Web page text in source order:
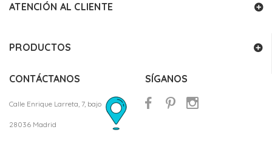
ATENCIÓN AL CLIENTE
PRODUCTOS
CONTÁCTANOS
Calle Enrique Larreta, 7, bajo
28036 Madrid
SÍGANOS